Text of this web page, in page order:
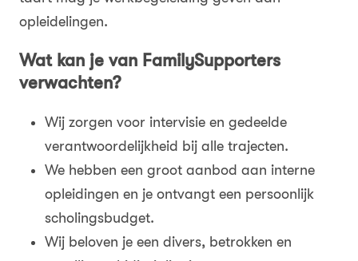
opleidelingen.
Wat kan je van FamilySupporters
verwachten?
Wij zorgen voor intervisie en gedeelde
verantwoordelijkheid bij alle trajecten.
We hebben een groot aanbod aan interne
opleidingen en je ontvangt een persoonlijk
scholingsbudget.
Wij beloven je een divers, betrokken en